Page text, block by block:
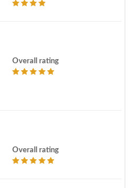
Overall rating
Overall rating